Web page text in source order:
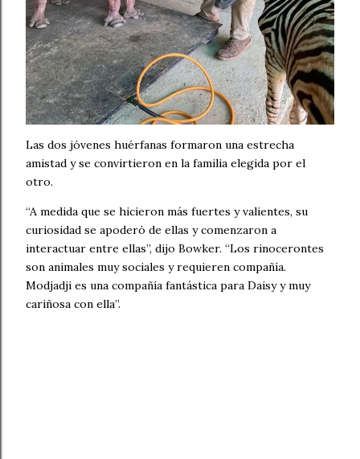
Las dos jóvenes huérfanas formaron una estrecha
amistad y se convirtieron en la familia elegida por el
otro.
“A medida que se hicieron más fuertes y valientes, su
curiosidad se apoderó de ellas y comenzaron a
interactuar entre ellas”, dijo Bowker. “Los rinocerontes
son animales muy sociales y requieren compañía.
Modjadji es una compañía fantástica para Daisy y muy
cariñosa con ella”.